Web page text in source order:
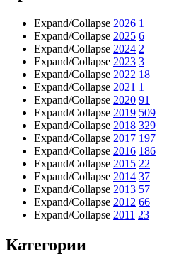
Expand/Collapse 2026 1
Expand/Collapse 2025 6
Expand/Collapse 2024 2
Expand/Collapse 2023 3
Expand/Collapse 2022 18
Expand/Collapse 2021 1
Expand/Collapse 2020 91
Expand/Collapse 2019 509
Expand/Collapse 2018 329
Expand/Collapse 2017 197
Expand/Collapse 2016 186
Expand/Collapse 2015 22
Expand/Collapse 2014 37
Expand/Collapse 2013 57
Expand/Collapse 2012 66
Expand/Collapse 2011 23
Категории